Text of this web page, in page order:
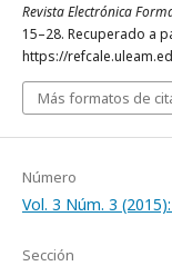
Revista Electrónica
15–28. Recuperado a
https://
Más formatos de
Número
Vol. 3 Núm. 3
Sección